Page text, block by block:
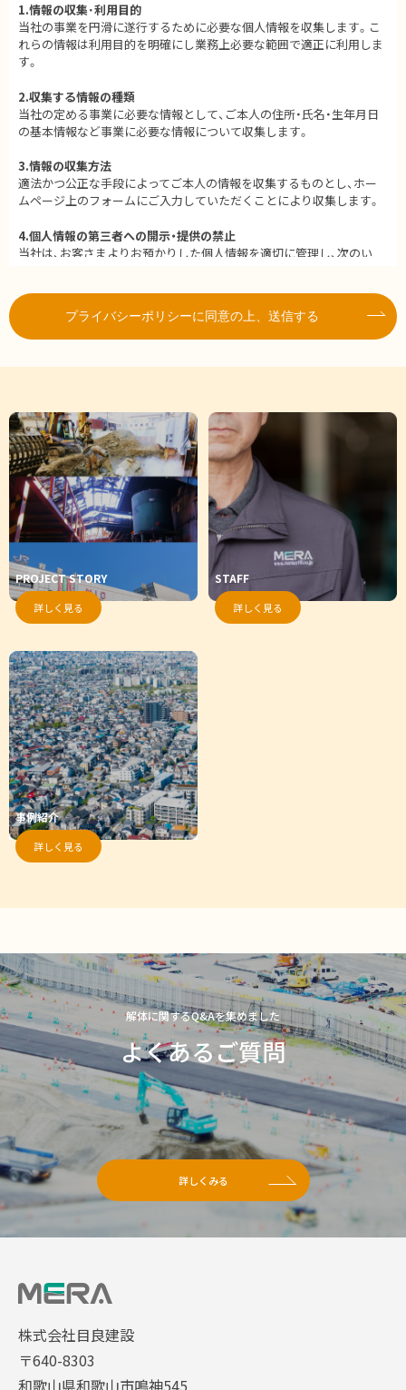
1.情報の収集･利用目的
当社の事業を円滑に遂行するために必要な個人情報を収集します。こ
れらの情報は利用目的を明確にし業務上必要な範囲で適正に利用しま
す。
2.収集する情報の種類
当社の定める事業に必要な情報として、ご本人の住所・氏名・生年月日
の基本情報など事業に必要な情報について収集します。
3.情報の収集方法
適法かつ公正な手段によってご本人の情報を収集するものとし、ホー
ムページ上のフォームにご入力していただくことにより収集します。
4.個人情報の第三者への開示・提供の禁止
当社は、お客さまよりお預かりした個人情報を適切に管理し、次のい
お客さまの同意がある場合
お客さまが希望されるサービスを行なうために当社が業務を委託
5.個人情報の安全対策
当社は、個人情報の正確性及び安全性確保のために、セキュリティに万
全の対策を講じています。
6.ご本人の照会
お客さまがご本人の個人情報の照会・修正・削除などをご希望される
場合には、ご本人であることを確認の上、対応させていただきます。
7.法令、規範の遵守と見直し
当社は、保有する個人情報に関して適用される日本の法令、その他規
範を遵守するとともに、本ポリシーの内容を適宜見直し、その改善に
努めます。
プライバシーポリシーに同意の上、送信する
PROJECT STORY
詳しく見る
STAFF
詳しく見る
事例紹介
詳しく見る
解体に関するQ&Aを集めました
よくあるご質問
詳しくみる
株式会社目良建設
〒640-8303
和歌山県和歌山市鳴神545